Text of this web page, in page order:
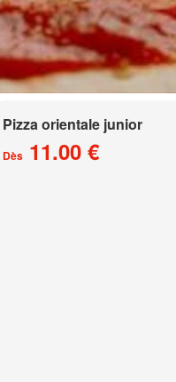
Pizza orientale junior
Dès 11.00 €